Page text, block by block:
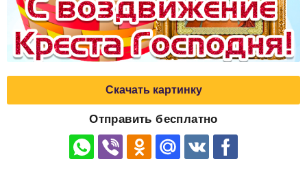
Скачать картинку
Отправить бесплатно